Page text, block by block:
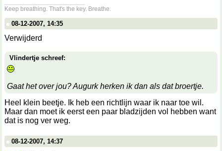
Keep breathing. That's the key. Breathe.
08-12-2007, 14:35
Verwijderd
Vlindertje schreef:
Gaat het over jou? Augurk herken ik dan als dat broertje.
Heel klein beetje. Ik heb een richtlijn waar ik naar toe wil.
Maar dan moet ik eerst een paar bladzijden vol hebben want
dat is nog ver weg.
08-12-2007, 14:37